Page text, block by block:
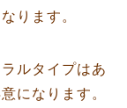
ります。
ルタイプはあ
になります。